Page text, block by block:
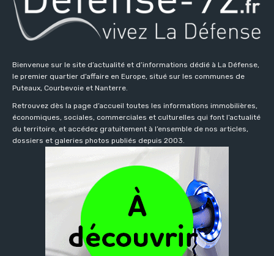
Bienvenue sur le site d’actualité et d’informations dédié à La Défense,
le premier quartier d’affaire en Europe, situé sur les communes de
Puteaux, Courbevoie et Nanterre.
Retrouvez dès la page d’accueil toutes les informations immobilières,
économiques, sociales, commerciales et culturelles qui font l’actualité
du territoire, et accédez gratuitement à l’ensemble de nos articles,
dossiers et galeries photos publiés depuis 2003.